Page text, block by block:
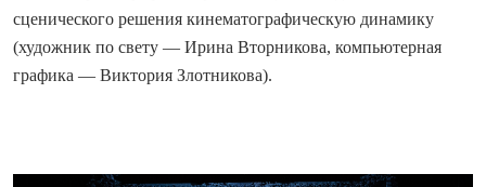
сценического решения кинематографическую динамику
(художник по свету — Ирина Вторникова, компьютерная
графика — Виктория Злотникова).